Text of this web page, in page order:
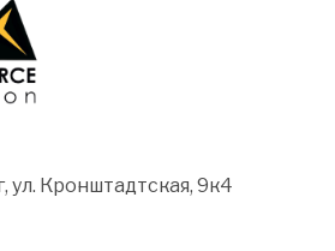
ул. Кронштадтская, 9к4